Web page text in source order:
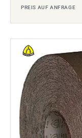
PREIS AUF ANFRAGE